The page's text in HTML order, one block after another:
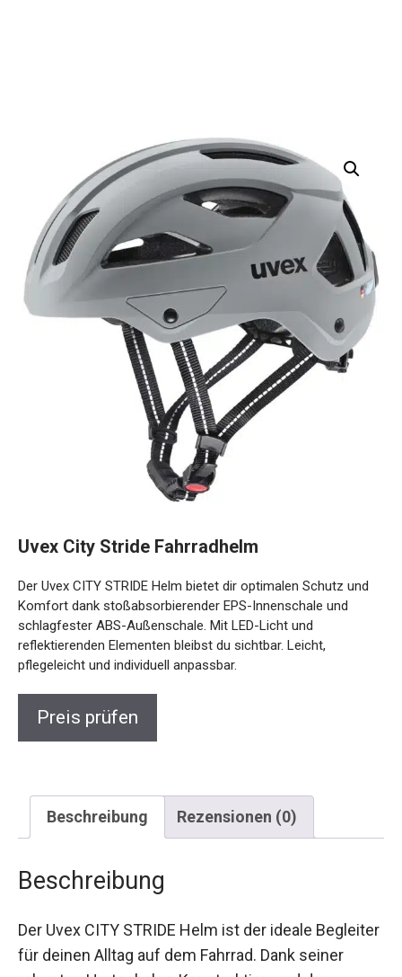
Komfort dank stoßabsorbierender EPS-Innenschale und
schlagfester ABS-Außenschale. Mit LED-Licht und
reflektierenden Elementen bleibst du sichtbar. Leicht,
pflegeleicht und individuell anpassbar.
Beschreibung Rezensionen (0)
Beschreibung
Begleiter für deinen Alltag auf dem Fahrrad. Dank
seiner robusten Hartschalen-Konstruktion und